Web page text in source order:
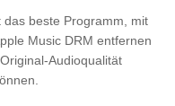
beste Programm, mit
Music DRM entfernen
Audioqualität